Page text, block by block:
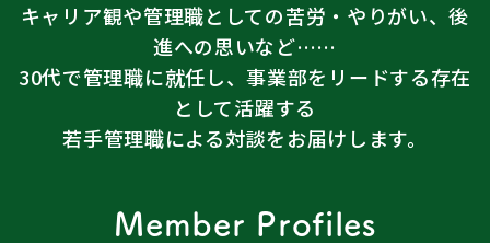
キャリア観や管理職としての苦労・やりがい、後
進への思いなど……
30代で管理職に就任し、事業部をリードする存在
として活躍する
若手管理職による対談をお届けします。
Member Profiles